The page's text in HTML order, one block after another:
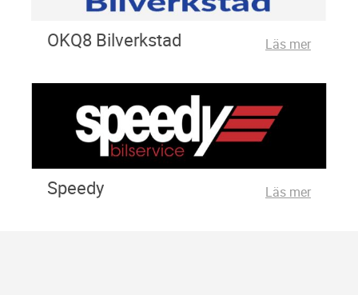
OKQ8 Bilverkstad Läs mer
Speedy Läs mer